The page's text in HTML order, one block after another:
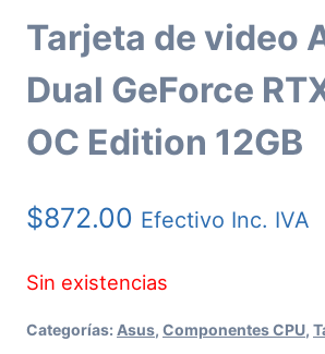
Tarjeta de video
Dual GeForce
OC Edition 12GB
$872.00 Efectivo Inc. IVA
Sin existencias
Categorías: Asus, Componentes CPU,